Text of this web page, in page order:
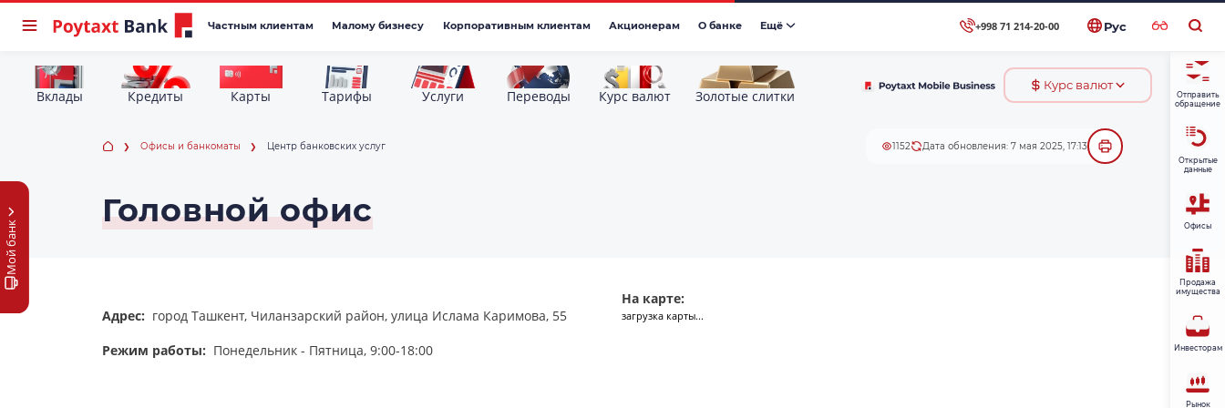
Мой банк
Частным клиентам Малому бизнесу Корпоративным клиентам Акционерам О банке Eщё +998 71 214-20-00 Рус
Вклады Кредиты Карты Тарифы Услуги Переводы Курс валют Золотые слитки
Курс валют
Офисы и банкоматы Центр банковских услуг 1152 Дата обновления: 7 мая 2025, 17:13
Головной офис
Адрес: город Ташкент, Чиланзарский район, улица Ислама Каримова, 55
Режим работы: Понедельник - Пятница, 9:00-18:00
На карте:
загрузка карты...
Отправить
обращение
Открытые
данные
Офисы
Продажа
имущества
Инвесторам
Рынок